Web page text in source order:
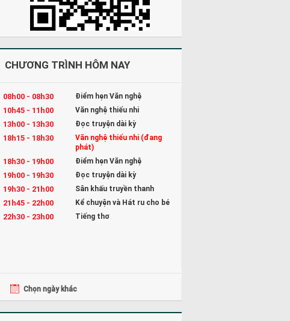
CHƯƠNG TRÌNH HÔM NAY
08h00 - 08h30 Điểm hẹn Văn nghệ
10h45 - 11h00 Văn nghệ thiếu nhi
13h00 - 13h30 Đọc truyện dài kỳ
18h15 - 18h30
Văn nghệ thiếu nhi (đang
phát)
18h30 - 19h00 Điểm hẹn Văn nghệ
19h00 - 19h30 Đọc truyện dài kỳ
19h30 - 21h00 Sân khấu truyền thanh
21h45 - 22h00 Kể chuyện và Hát ru cho bé
22h30 - 23h00 Tiếng thơ
Chọn ngày khác